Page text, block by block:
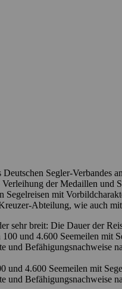
Segler-
der Medaillen und
mit
Abteilung, wie auch
sehr breit: Die Dauer der
und 4.600 Seemeilen
4.600 Seemeilen mit